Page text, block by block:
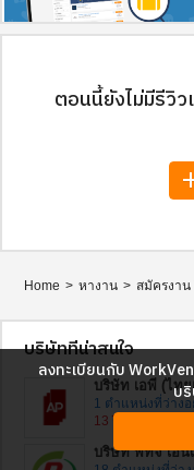
ตอนนี้ยังไม่มีรีวิ
Home > หางาน > สมัครงาน
บริษัทที่น่าสนใจ
บริษัท เอพี (ไท
1 ตำแหน่งที่ว่างอ
13 รีวิว
บริษัท พีทีจี เอ็น
ลงทะเบียนกับ
บ